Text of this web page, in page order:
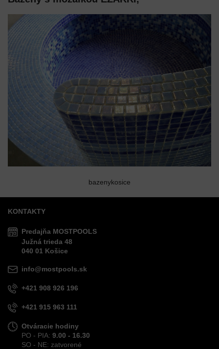
bazenykosice
KONTAKTY
Predajňa MOSTPOOLS
Južná trieda 48
040 01 Košice
info@mostpools.sk
+421 908 926 196
+421 915 963 111
Otváracie hodiny
PO - PIA: 9.00 - 16.30
SO - NE: zatvorené